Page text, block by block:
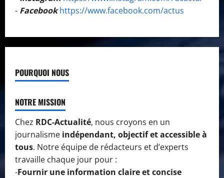
- Facebook https://www.facebook.com/actus
POURQUOI NOUS
NOTRE MISSION
Chez RDC-Actualité, nous croyons en un
journalisme indépendant, objectif et accessible à
tous. Notre équipe de rédacteurs et d’experts
travaille chaque jour pour :
-Fournir une information claire et concise